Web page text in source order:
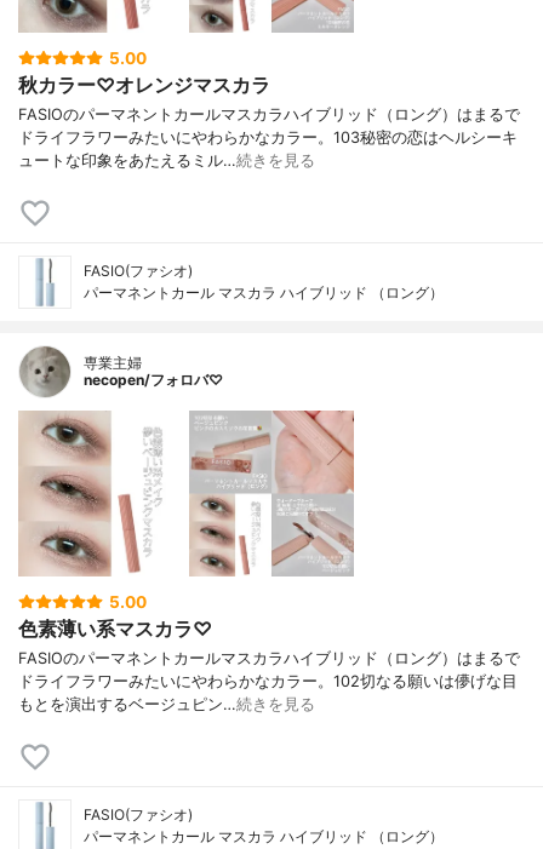
5.00
秋カラー♡オレンジマスカラ
FASIOのパーマネントカールマスカラハイブリッド（ロング）はまるで
ドライフラワーみたいにやわらかなカラー。103秘密の恋はヘルシーキ
ュートな印象をあたえるミル…続きを見る
FASIO(ファシオ)
パーマネントカール マスカラ ハイブリッド （ロング）
専業主婦
necopen/フォロバ♡
5.00
色素薄い系マスカラ♡
FASIOのパーマネントカールマスカラハイブリッド（ロング）はまるで
ドライフラワーみたいにやわらかなカラー。102切なる願いは儚げな目
もとを演出するベージュピン…続きを見る
FASIO(ファシオ)
パーマネントカール マスカラ ハイブリッド （ロング）